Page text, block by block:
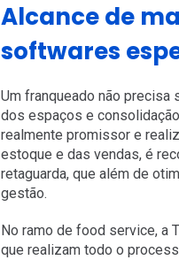
Alcance de
softwares
Um franqueado não
dos espaços e
realmente promissor e
estoque e das vendas, é
retaguarda, que além de
gestão.
No ramo de food service, a
que realizam todo o